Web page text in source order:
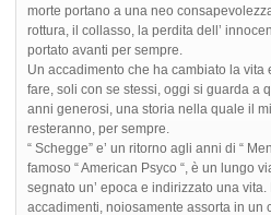
morte portano a una neo
rottura, il collasso, la perdita dell’
portato avanti per sempre.
Un accadimento che ha cambiato la vita
fare, soli con se stessi, oggi si guarda a
anni generosi, una storia nella quale il
resteranno, per sempre.
“ Schegge” e’ un ritorno agli anni di “
famoso “ American Psyco “, è un lungo
segnato un’ epoca e indirizzato una
accadimenti, noiosamente assorta in un